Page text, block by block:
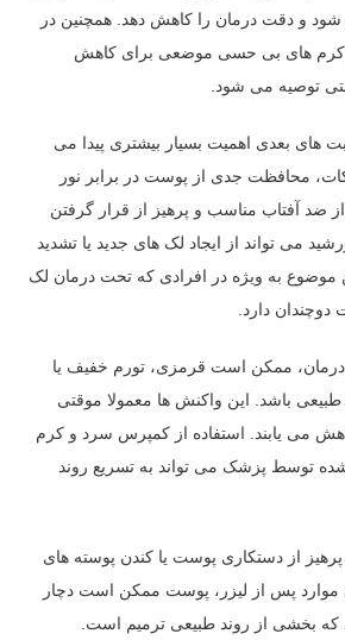
شود و دقت درمان را کاهش دهد. همچنین در
کرم های بی حسی موضعی برای کاهش
توصیه می شود.
های بعدی اهمیت بسیار بیشتری پیدا می
محافظت جدی از پوست در برابر نور
ضد آفتاب مناسب و پرهیز از قرار گرفتن
می تواند از ایجاد لک های جدید یا تشدید
موضوع به ویژه در افرادی که تحت درمان لک
دارد.
درمان، ممکن است قرمزی، تورم خفیف یا
باشد. این واکنش ها معمولا موقتی
می یابند. استفاده از کمپرس سرد و کرم
شده توسط پزشک می تواند به تسریع روند
از دستکاری پوست یا کندن پوسته های
پس از لیزر، پوست ممکن است دچار
بخشی از روند طبیعی ترمیم است.